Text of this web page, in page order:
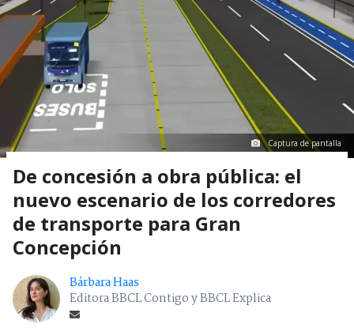
Captura de pantalla
De concesión a obra pública: el
nuevo escenario de los corredores
de transporte para Gran
Concepción
Bárbara Haas
Editora BBCL Contigo y BBCL Explica